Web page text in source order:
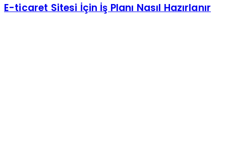
E-ticaret Sitesi İçin İş Planı Nasıl Hazırlanır